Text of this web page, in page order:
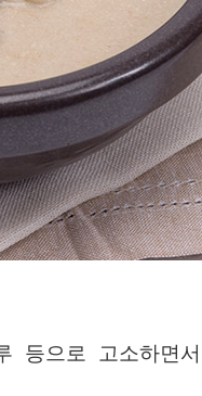
등으로 고소하면서